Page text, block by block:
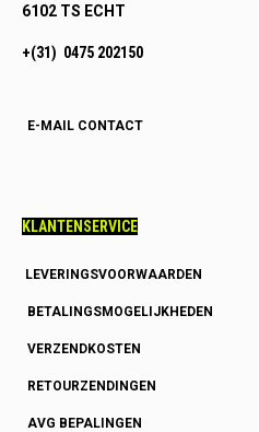
6102 TS ECHT
+(31) 0475 202150
E-MAIL CONTACT
KLANTENSERVICE
LEVERINGSVOORWAARDEN
BETALINGSMOGELIJKHEDEN
VERZENDKOSTEN
RETOURZENDINGEN
AVG BEPALINGEN